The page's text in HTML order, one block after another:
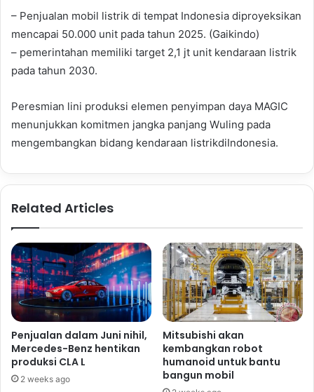
– Penjualan mobil listrik di tempat Indonesia diproyeksikan
mencapai 50.000 unit pada tahun 2025. (Gaikindo)
– pemerintahan memiliki target 2,1 jt unit kendaraan listrik
pada tahun 2030.
Peresmian lini produksi elemen penyimpan daya MAGIC
menunjukkan komitmen jangka panjang Wuling pada
mengembangkan bidang kendaraan listrikdiIndonesia.
Related Articles
Penjualan dalam Juni nihil,
Mercedes-Benz hentikan
produksi CLA L
2 weeks ago
Mitsubishi akan
kembangkan robot
humanoid untuk bantu
bangun mobil